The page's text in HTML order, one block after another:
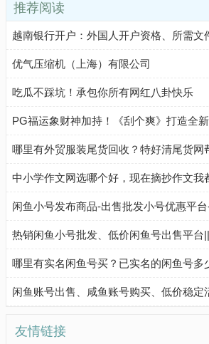
推荐阅读
优气压缩机（上海）有限公司
吃瓜不踩坑！承包你所有网红八卦快乐
PG福运象财神加持！《刮个爽》打造全
哪里有外贸服装尾货回收？特好清尾货网
中小学作文网选哪个好，现在摘抄作文我
闲鱼小号发布商品-出售批发小号优惠平
热销闲鱼小号批发、低价闲鱼号出售平台
哪里有实名闲鱼号买？已实名的闲鱼号多
友情链接